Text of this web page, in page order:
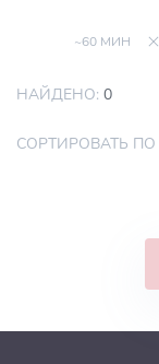
~60 МИН
НАЙДЕНО: 0
СОРТИРОВАТЬ ПО